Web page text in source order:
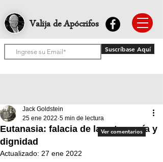
Valija de Apócrifos
Suscríbase Aquí
Eutanasia: falacia de la autonomía y
dignidad
Jack Goldstein
25 ene 2022 5 min de lectura
Actualizado: 27 ene 2022
Ver comentarios